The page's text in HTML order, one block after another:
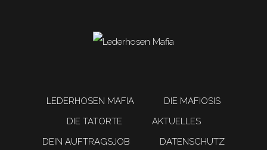
LEDERHOSEN MAFIA
DIE MAFIOSIS
DIE TATORTE
AKTUELLES
DEIN AUFTRAGSJOB
DATENSCHUTZ